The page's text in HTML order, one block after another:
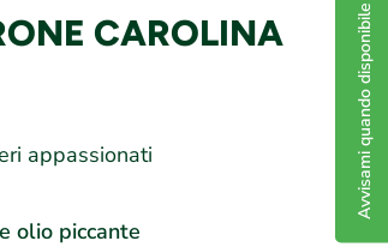
CAROLINA
appassionati
olio piccante
Avvisami quando disponibile